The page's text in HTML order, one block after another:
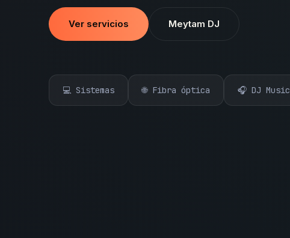
Ver servicios Meytam DJ
💻 Sistemas 🌐 Fibra óptica 🎧 DJ Music